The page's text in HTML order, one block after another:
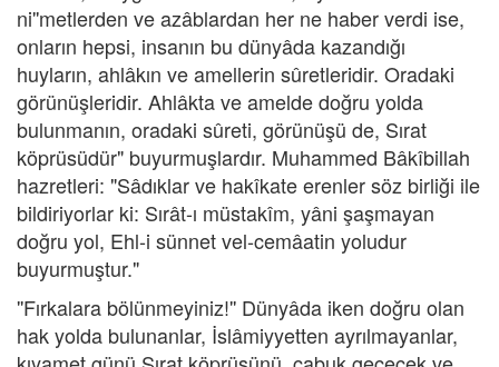
ni''metlerden ve azâblardan her ne haber verdi ise,
onların hepsi, insanın bu dünyâda kazandığı
huyların, ahlâkın ve amellerin sûretleridir. Oradaki
görünüşleridir. Ahlâkta ve amelde doğru yolda
bulunmanın, oradaki sûreti, görünüşü de, Sırat
köprüsüdür" buyurmuşlardır. Muhammed Bâkîbillah
hazretleri: "Sâdıklar ve hakîkate erenler söz birliği ile
bildiriyorlar ki: Sırât-ı müstakîm, yâni şaşmayan
doğru yol, Ehl-i sünnet vel-cemâatin yoludur
buyurmuştur."
''Fırkalara bölünmeyiniz!'' Dünyâda iken doğru olan
hak yolda bulunanlar, İslâmiyyetten ayrılmayanlar,